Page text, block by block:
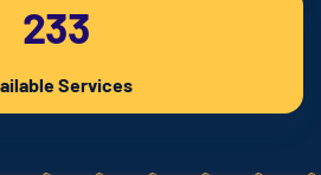
233
Services